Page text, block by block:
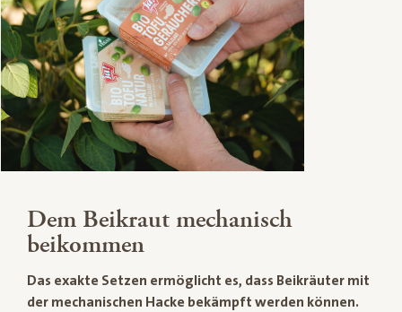
Dem Beikraut mechanisch
beikommen
Das exakte Setzen ermöglicht es, dass Beikräuter mit
der mechanischen Hacke bekämpft werden können.